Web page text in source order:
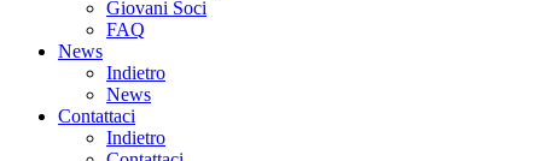
Giovani Soci
FAQ
News
Indietro
News
Contattaci
Indietro